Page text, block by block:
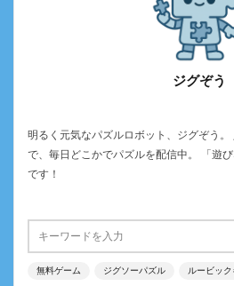
ジグぞう
明るく元気なパズルロボット、ジグぞう
で、毎日どこかでパズルを配信中。 「遊
です！
無料ゲーム ジグソーパズル ルービッ